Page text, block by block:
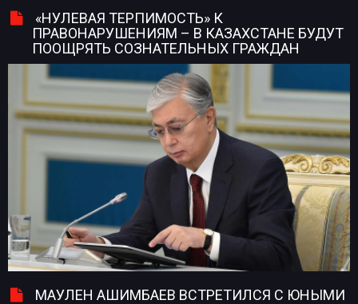
«НУЛЕВАЯ ТЕРПИМОСТЬ» К
ПРАВОНАРУШЕНИЯМ – В КАЗАХСТАНЕ БУДУТ
ПООЩРЯТЬ СОЗНАТЕЛЬНЫХ ГРАЖДАН
МАУЛЕН АШИМБАЕВ ВСТРЕТИЛСЯ С ЮНЫМИ